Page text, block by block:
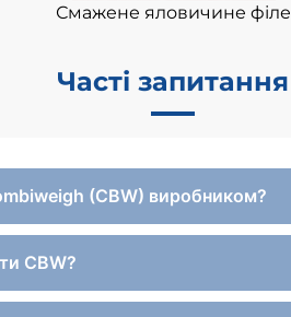
Смажене яловичине філе
Часті запитання
(CBW) виробником?
CBW?